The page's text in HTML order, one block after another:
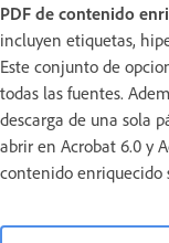
PDF de contenido
incluyen etiquetas,
Este conjunto de
todas las fuentes.
descarga de una sola
abrir en Acrobat 6.0 y
contenido enriquecido